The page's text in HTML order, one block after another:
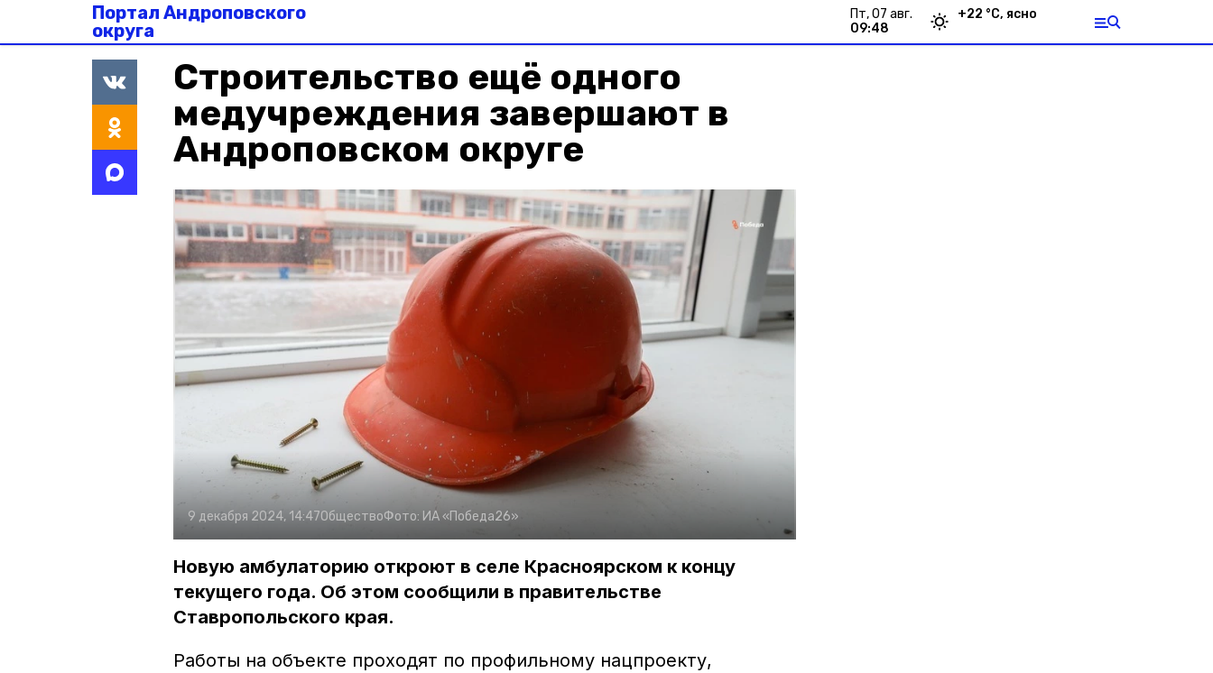
Портал Андроповского
округа
пт, 07 авг.
09:48
+22 °С, ясно
Строительство ещё одного
медучреждения завершают в
Андроповском округе
9 декабря 2024, 14:47ОбществоФото: ИА «Победа26»
Новую амбулаторию откроют в селе Красноярском к концу
текущего года. Об этом сообщили в правительстве
Ставропольского края.
Работы на объекте проходят по профильному нацпроекту,